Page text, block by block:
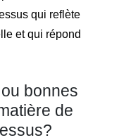
qui reflète
et qui répond
bonnes
de